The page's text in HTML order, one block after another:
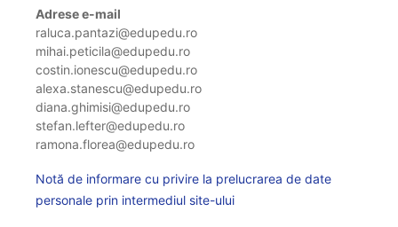
Adrese e-mail
raluca.pantazi@edupedu.ro
mihai.peticila@edupedu.ro
costin.ionescu@edupedu.ro
alexa.stanescu@edupedu.ro
diana.ghimisi@edupedu.ro
stefan.lefter@edupedu.ro
ramona.florea@edupedu.ro
Notă de informare cu privire la prelucrarea de date
personale prin intermediul site-ului